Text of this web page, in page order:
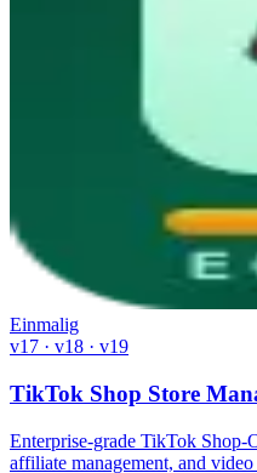
Einmalig
v17 · v18 · v19
TikTok Shop Store
Enterprise-grade TikTok
affiliate management, and